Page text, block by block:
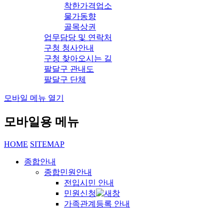
착한가격업소
물가동향
골목상권
업무담당 및 연락처
구청 청사안내
구청 찾아오시는 길
팔달구 관내도
팔달구 단체
모바일 메뉴 열기
모바일용 메뉴
HOME SITEMAP
종합안내
종합민원안내
전입시민 안내
민원신청
가족관계등록 안내